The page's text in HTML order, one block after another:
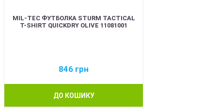
MIL-TEC ФУТБОЛКА STURM TACTICAL
T-SHIRT QUICKDRY OLIVE 11081001
846 грн
ДО КОШИКУ